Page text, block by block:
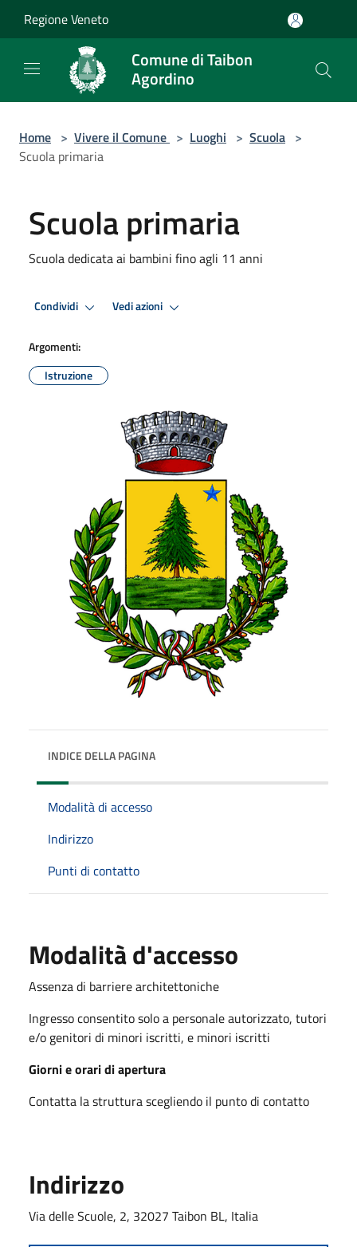
Regione Veneto
Comune di Taibon
Agordino
Home > Vivere il Comune > Luoghi > Scuola >
Scuola primaria
Scuola primaria
Scuola dedicata ai bambini fino agli 11 anni
Condividi Vedi azioni
Argomenti:
Istruzione
INDICE DELLA PAGINA
Modalità di accesso
Indirizzo
Punti di contatto
Modalità d'accesso
Assenza di barriere architettoniche
Ingresso consentito solo a personale autorizzato, tutori
e/o genitori di minori iscritti, e minori iscritti
Giorni e orari di apertura
Contatta la struttura scegliendo il punto di contatto
Indirizzo
Via delle Scuole, 2, 32027 Taibon BL, Italia